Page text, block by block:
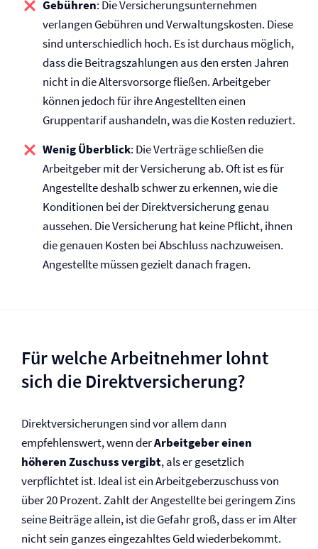
Gebühren: Die Versicherungs­unternehmen
verlangen Gebühren und Verwaltungskosten. Diese
sind unterschiedlich hoch. Es ist durchaus möglich,
dass die Beitragszahlungen aus den ersten Jahren
nicht in die Altersvorsorge fließen. Arbeitgeber
können jedoch für ihre Angestellten einen
Gruppentarif aushandeln, was die Kosten reduziert.
Wenig Überblick: Die Verträge schließen die
Arbeitgeber mit der Versicherung ab. Oft ist es für
Angestellte deshalb schwer zu erkennen, wie die
Konditionen bei der Direkt­versicherung genau
aussehen. Die Versicherung hat keine Pflicht, ihnen
die genauen Kosten bei Abschluss nachzuweisen.
Angestellte müssen gezielt danach fragen.
Für welche Arbeitnehmer lohnt
sich die Direkt­versicherung?
Direkt­versicherungen sind vor allem dann
empfehlenswert, wenn derArbeitgeber einen
höheren Zuschuss vergibt, als er gesetzlich
verpflichtet ist. Ideal ist ein Arbeitgeberzuschuss von
über 20 Prozent. Zahlt der Angestellte bei geringem Zins
seine Beiträge allein, ist die Gefahr groß, dass er im Alter
nicht sein ganzes eingezahltes Geld wiederbekommt.